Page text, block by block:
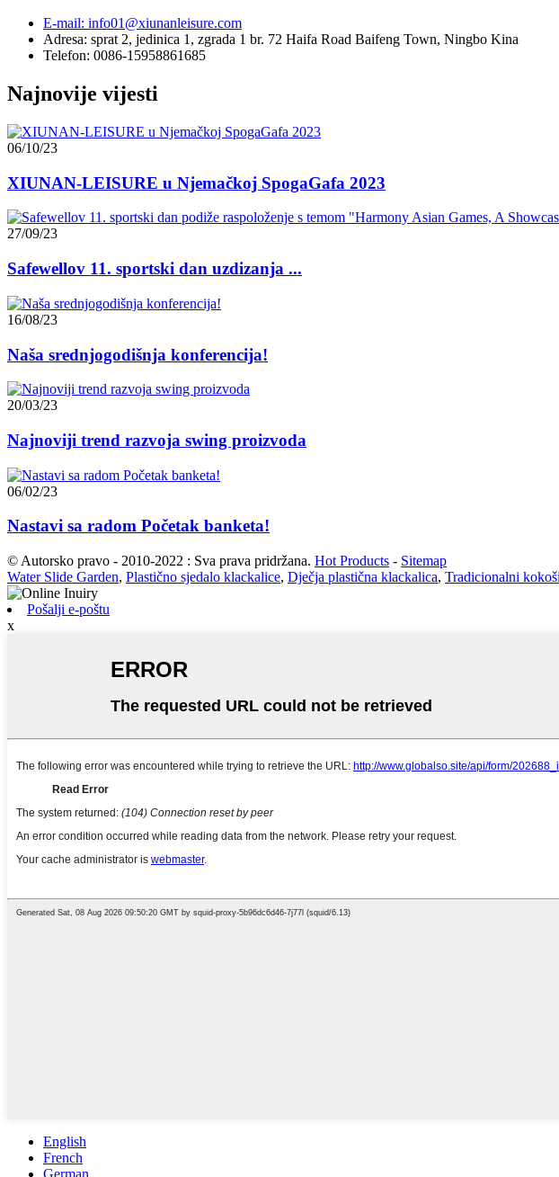
E-mail: info01@xiunanleisure.com
Adresa: sprat 2, jedinica 1, zgrada 1 br. 72 Haifa Road Baifeng Town, Ningbo Kina
Telefon: 0086-15958861685
Najnovije vijesti
06/10/23
XIUNAN-LEISURE u Njemačkoj SpogaGafa 2023
27/09/23
Safewellov 11. sportski dan uzdizanja ...
16/08/23
Naša srednjogodišnja konferencija!
20/03/23
Najnoviji trend razvoja swing proizvoda
06/02/23
Nastavi sa radom Početak banketa!
© Autorsko pravo - 2010-2022 : Sva prava pridržana. Hot Products - Sitemap
Water Slide Garden, Plastično sjedalo klackalice, Dječja plastična klackalica, Tradicionalni
Pošalji e-poštu
x
English
French